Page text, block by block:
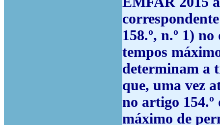
158.º, n.º 1)
tempos
determinam a
que, uma vez
no artigo
máximo de